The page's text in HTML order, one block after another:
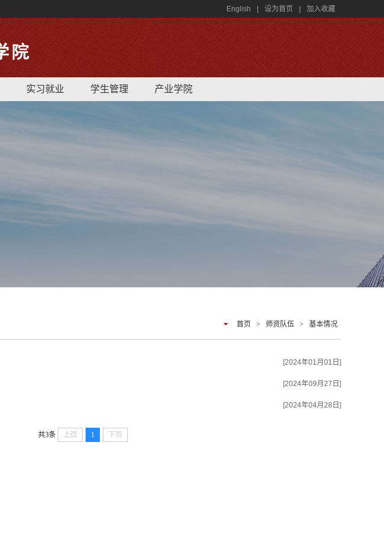
English 设为首页 加入收藏
实习就业 学生管理 产业学院
首页 > 师资队伍 > 基本情况
[2024年01月01日]
[2024年09月27日]
[2024年04月28日]
共3条 上页 1 下页